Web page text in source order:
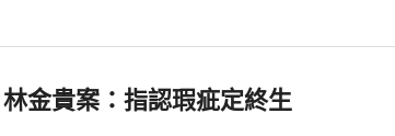
林金貴案：指認瑕疵定終生